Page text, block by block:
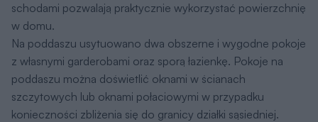
schodami pozwalają praktycznie wykorzystać powierzchnię
w domu.
Na poddaszu usytuowano dwa obszerne i wygodne pokoje
z własnymi garderobami oraz sporą łazienkę. Pokoje na
poddaszu można doświetlić oknami w ścianach
szczytowych lub oknami połaciowymi w przypadku
konieczności zbliżenia się do granicy działki sąsiedniej.